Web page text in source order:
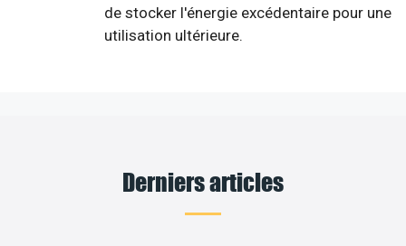
de stocker l'énergie excédentaire pour une
utilisation ultérieure.
Derniers articles